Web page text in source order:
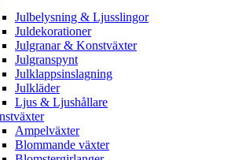
Julbelysning & Ljusslingor
Juldekorationer
Julgranar & Konstväxter
Julgranspynt
Julklappsinslagning
Julkläder
Ljus & Ljushållare
Ampelväxter
Blommande växter